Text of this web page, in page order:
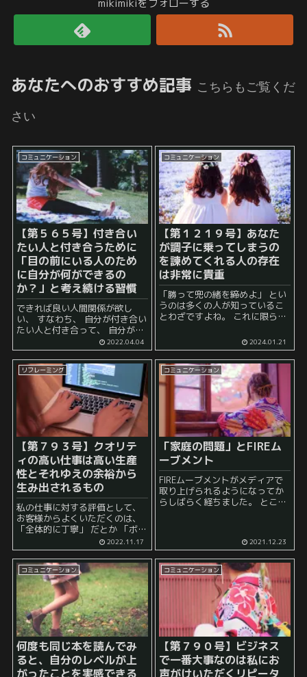
mikimikiをフォローする
あなたへのおすすめ記事 こちらもご覧くだ
さい
コミュニケーション
【第５６５号】付き合い
たい人と付き合うために
「目の前にいる人のため
に自分が何ができるの
か？」と考え続ける習慣
できれば良い人間関係が欲し
い、 すなわち、 自分が付き合い
たい人と付き合って、 自分が付
き合いたくない人とはなるべく
付き合いたくない、 そう考えて
いる人は多いと思います。 しか
し、 「ではそうすればよい...
2022.04.04
コミュニケーション
【第１２１９号】あなた
が調子に乗ってしまうの
を諫めてくれる人の存在
は非常に貴重
「勝って兜の緒を締めよ」 とい
うのは多くの人が知っているこ
とわざですよね。 これに限ら
らといって調子に乗るな」 とい
う助言は昔から非常に多いで
す。 しかし、悲しいかな、これ
を個人...
2024.01.21
リフレーミング
【第７９３号】クオリテ
ィの高い仕事は高い生産
性とそれゆえの余裕から
生み出されるもの
私の仕事に対する評価として、
お客様からよくいただくのは、
「全体的に丁寧」 だとか 「ボリ
ュームがある」「読みごたえが
ある」 だとか 「かなり早い」
だとか 「細かいところまで検討
している」 ...
2022.11.17
コミュニケーション
「家庭の問題」とFIREム
ーブメント
FIREムーブメントがメディアで
取り上げられるようになってか
らしばらく経ちました。 ところ
暮らしでFIREするという方向性
を模索している...
2021.12.23
コミュニケーション
何度も同じ本を読んでみ
ると、自分のレベルが上
がったことを実感できる
コミュニケーション
【第７９０号】ビジネス
で一番大事なのは私にお
声がけいただくリピータ